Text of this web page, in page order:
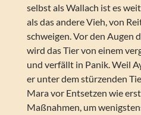
selbst als Wallach ist es
als das andere Vieh, von
schweigen. Vor den Augen
wird das Tier von einem
und verfällt in Panik. Weil
er unter dem stürzenden
Mara vor Entsetzen wie
Maßnahmen, um